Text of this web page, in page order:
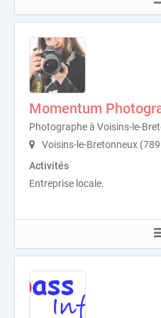
Momentum
Photographe à Voisins-le-
Voisins-le-Bretonneux
Activités
Entreprise locale.